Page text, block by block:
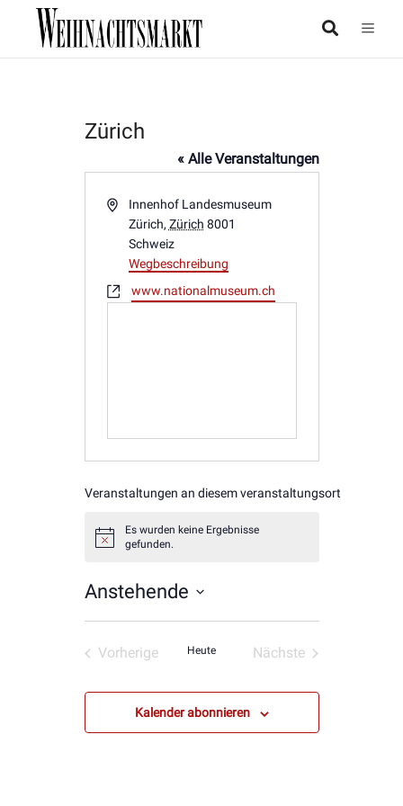
Zürich
« Alle Veranstaltungen
AdresseInnenhof Landesmuseum
Zürich, Zürich 8001
Schweiz
Wegbeschreibung
Webseitewww.nationalmuseum.ch
Veranstaltungen an diesem veranstaltungsort
Hinweis
Es wurden keine Ergebnisse
gefunden.
Anstehende
Datum
wählen.
Vorherige
Heute
Nächste
Kalender abonnieren